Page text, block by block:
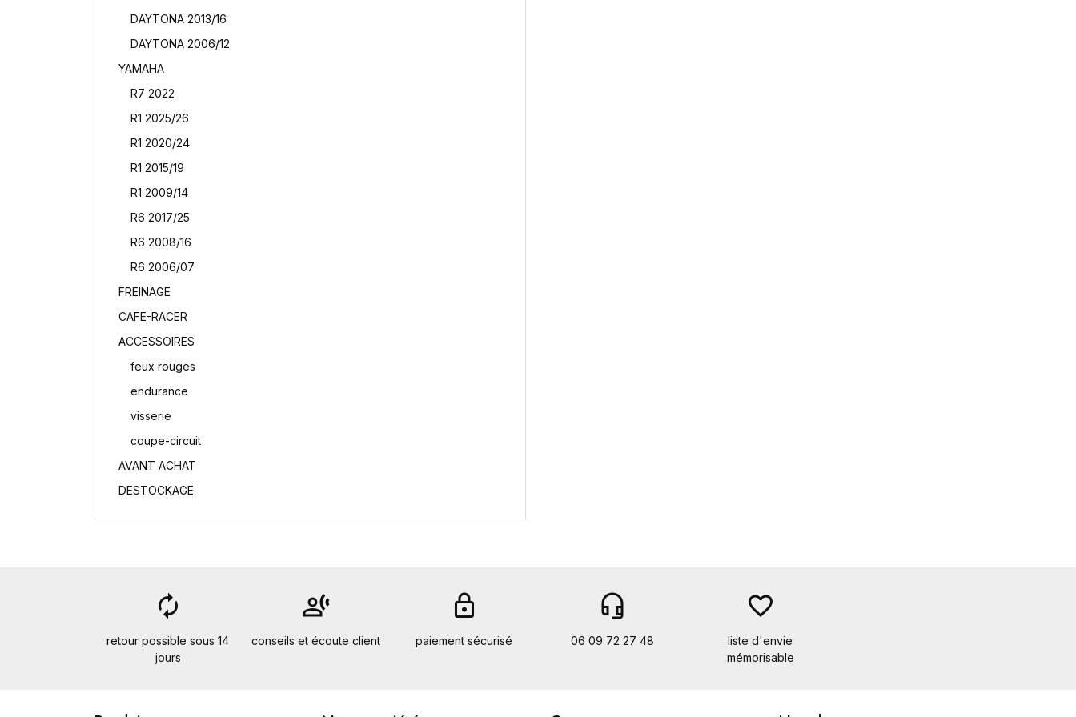
DAYTONA 2013/16
DAYTONA 2006/12
YAMAHA
R7 2022
R1 2025/26
R1 2020/24
R1 2015/19
R1 2009/14
R6 2017/25
R6 2008/16
R6 2006/07
FREINAGE
CAFE-RACER
ACCESSOIRES
feux rouges
endurance
visserie
coupe-circuit
AVANT ACHAT
DESTOCKAGE
autorenew
retour possible sous 14
jours
transcribe
conseils et écoute client
lock
paiement sécurisé
headset_mic
06 09 72 27 48
favorite_border
liste d'envie
mémorisable